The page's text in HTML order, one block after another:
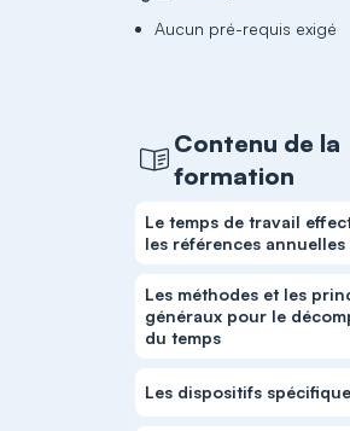
Aucun pré-requis exigé
Contenu de la
formation
Le temps de travail
les références annuelles
Les méthodes et les
généraux pour le
du temps
Les dispositifs